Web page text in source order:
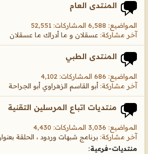
المنتدى العام
المواضيع: 6,588 المشاركات: 52,551
آخر مشاركة: عسقلان و ما أدراك ما عسقلان
المنتدى الطبي
المواضيع: 686 المشاركات: 4,102
آخر مشاركة: أبو القاسم الزهراوي أبو الجراحة
منتديات اتباع المرسلين التقنية
المواضيع: 3,036 المشاركات: 4,430
آخر مشاركة: برنامج شبهات وردود ، الحلقة
منتديات-فرعية: